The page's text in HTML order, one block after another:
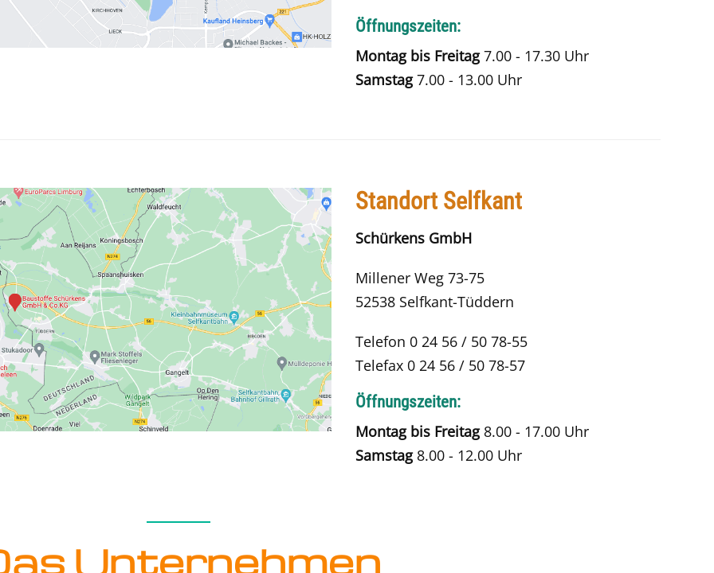
Öffnungszeiten:
Montag bis Freitag7.00 - 17.30 Uhr
Samstag7.00 - 13.00 Uhr
Standort Selfkant
Schürkens GmbH
Millener Weg 73-75
52538 Selfkant-Tüddern
Telefon 0 24 56 / 50 78-55
Telefax 0 24 56 / 50 78-57
Öffnungszeiten:
Montag bis Freitag8.00 - 17.00 Uhr
Samstag8.00 - 12.00 Uhr
Unternehmen